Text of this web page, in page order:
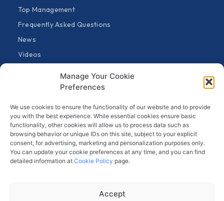
Manage Your Cookie
Preferences
We use cookies to ensure the functionality of our website and to provide
you with the best experience. While essential cookies ensure basic
functionality, other cookies will allow us to process data such as
browsing behavior or unique IDs on this site, subject to your explicit
consent, for advertising, marketing and personalization purposes only.
You can update your cookie preferences at any time, and you can find
detailed information at Cookie Policy page.
Accept
Top Management
Frequently Asked Questions
News
Videos
General Announcements
Continuous Information Form
Information Society Services
Public Disclosure Platform
Acil ve Beklenmedik Durum Planı